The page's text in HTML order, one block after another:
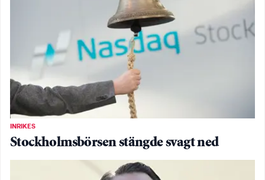
INRIKES
Stockholmsbörsen stängde svagt ned